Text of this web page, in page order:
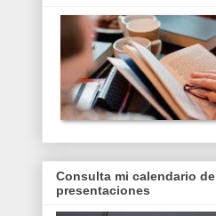
Consulta mi calendario de
presentaciones